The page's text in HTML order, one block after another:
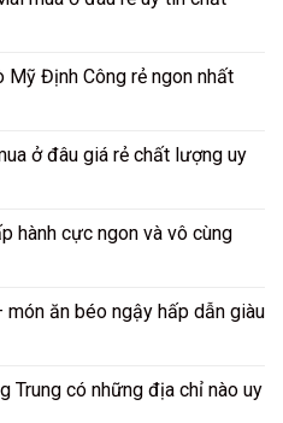
Mỹ Định Công rẻ ngon nhất
ở đâu giá rẻ chất lượng uy
hành cực ngon và vô cùng
món ăn béo ngậy hấp dẫn giàu
Trung có những địa chỉ nào uy